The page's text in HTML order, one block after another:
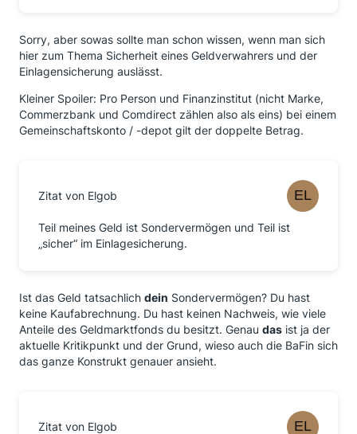
Sorry, aber sowas sollte man schon wissen, wenn man sich
hier zum Thema Sicherheit eines Geldverwahrers und der
Einlagensicherung auslässt.
Kleiner Spoiler: Pro Person und Finanzinstitut (nicht Marke,
Commerzbank und Comdirect zählen also als eins) bei einem
Gemeinschaftskonto / -depot gilt der doppelte Betrag.
Zitat von Elgob
Teil meines Geld ist Sondervermögen und Teil ist
„sicher“ im Einlagesicherung.
Ist das Geld tatsachlich dein Sondervermögen? Du hast
keine Kaufabrechnung. Du hast keinen Nachweis, wie viele
Anteile des Geldmarktfonds du besitzt. Genau das ist ja der
aktuelle Kritikpunkt und der Grund, wieso auch die BaFin sich
das ganze Konstrukt genauer ansieht.
Zitat von Elgob